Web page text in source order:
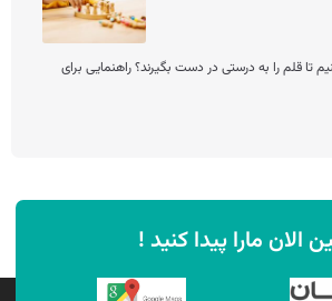
تا قلم را به درستی در دست بگیرند؟ راهنمایی برای
الان مارا پیدا کنید !